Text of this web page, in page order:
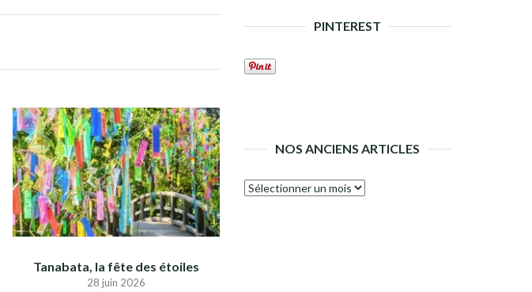
Tanabata, la fête des étoiles
28 juin 2026
PINTEREST
NOS ANCIENS ARTICLES
Nos